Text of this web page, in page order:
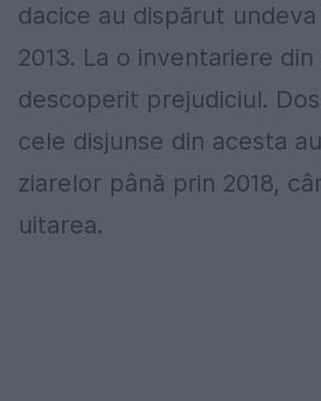
dacice au dispărut
2013. La o inventariere din
descoperit prejudiciul.
cele disjunse din acesta
ziarelor până prin 2018,
uitarea.